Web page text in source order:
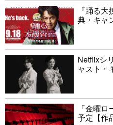
『踊る
典・キャ
Netflixシ
ャスト・
「金曜
予定【作